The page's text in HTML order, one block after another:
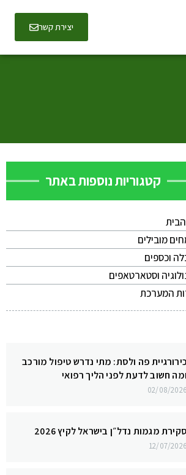
יצירת קשר
קטגוריות נוספות באתר
מובילים
וכספים
וסטארטאפים
המערכת
כירורגיית פה ולסת: מתי נדרש טיפול מורכב
ומה חשוב לדעת לפני הליך רפואי
02/08/2026
סקירת מגמות נדל״ן בישראל לקיץ 2026
12/07/2026